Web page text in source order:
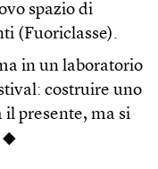
spazio di
(Fuoriclasse).
in un laboratorio
costruire uno
il presente, ma si
◆